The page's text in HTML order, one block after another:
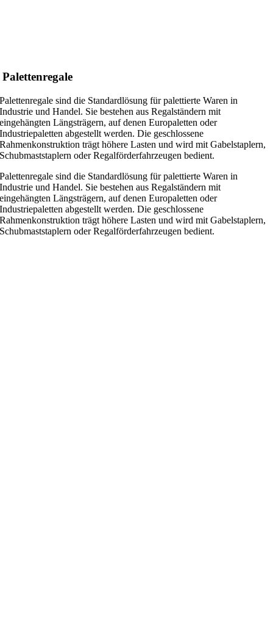
Palettenregale
Palettenregale sind die Standardlösung für palettierte Waren in
Industrie und Handel. Sie bestehen aus Regalständern mit
eingehängten Längsträgern, auf denen Europaletten oder
Industriepaletten abgestellt werden. Die geschlossene
Rahmenkonstruktion trägt höhere Lasten und wird mit Gabelstaplern,
Schubmaststaplern oder Regalförderfahrzeugen bedient.
Palettenregale sind die Standardlösung für palettierte Waren in
Industrie und Handel. Sie bestehen aus Regalständern mit
eingehängten Längsträgern, auf denen Europaletten oder
Industriepaletten abgestellt werden. Die geschlossene
Rahmenkonstruktion trägt höhere Lasten und wird mit Gabelstaplern,
Schubmaststaplern oder Regalförderfahrzeugen bedient.